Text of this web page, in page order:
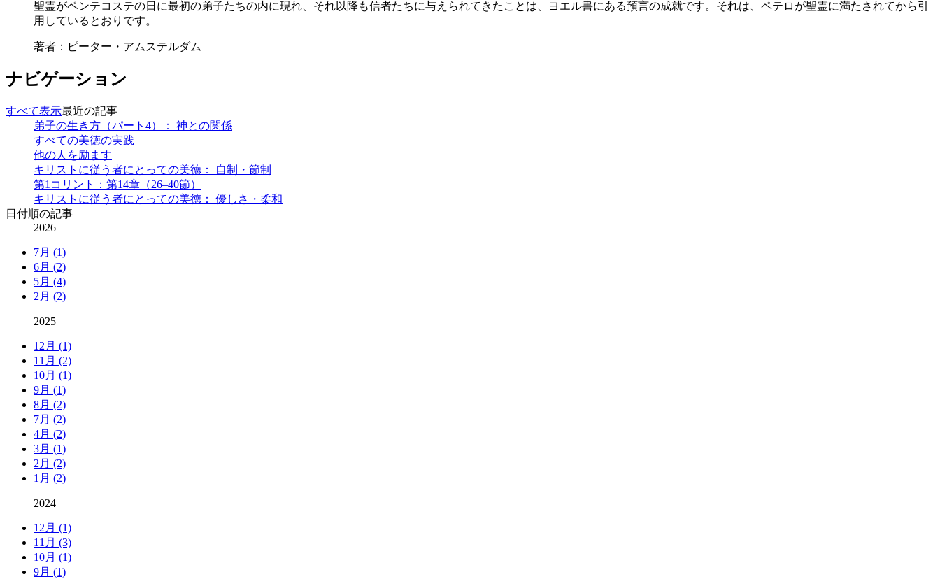
聖霊がペンテコステの日に最初の弟子たちの内に現れ、それ以降も信者たちに与えられてきたことは、ヨエル書にある預言の成就です。それは、ペテロが聖霊に満たされてから引
用しているとおりです。
著者：ピーター・アムステルダム
ナビゲーション
すべて表示最近の記事
弟子の生き方（パート4）： 神との関係
すべての美徳の実践
他の人を励ます
キリストに従う者にとっての美徳： 自制・節制
第1コリント：第14章（26–40節）
キリストに従う者にとっての美徳： 優しさ・柔和
日付順の記事
2026
7月 (1)
6月 (2)
5月 (4)
2月 (2)
2025
12月 (1)
11月 (2)
10月 (1)
9月 (1)
8月 (2)
7月 (2)
4月 (2)
3月 (1)
2月 (2)
1月 (2)
2024
12月 (1)
11月 (3)
10月 (1)
9月 (1)